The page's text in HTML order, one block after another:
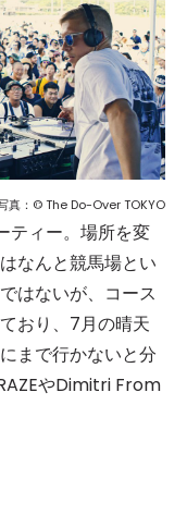
真：© The Do-Over TOKYO
ティー。場所を変
なんと競馬場とい
はないが、コース
おり、7月の晴天
まで行かないと分
やDimitri From